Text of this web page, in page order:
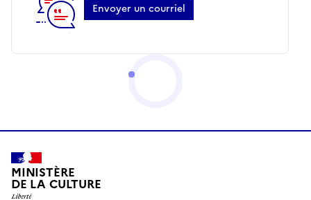
Envoyer un courriel
MINISTÈRE
DE LA CULTURE